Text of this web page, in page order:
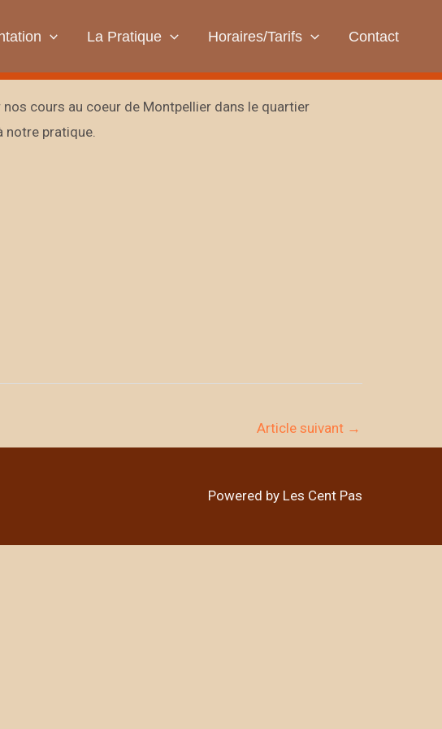
La Pratique Horaires/Tarifs Contact
cours au coeur de Montpellier dans le quartier
notre pratique.
Article suivant →
Powered by Les Cent Pas